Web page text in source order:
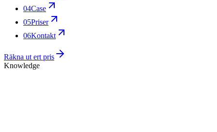
04Case
05Priser
06Kontakt
Räkna ut ert pris
Knowledge